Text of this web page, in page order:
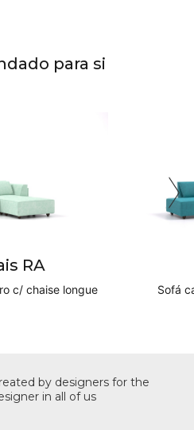
para si
RA
c/ chaise longue Sofá
by designers for the
in all of us